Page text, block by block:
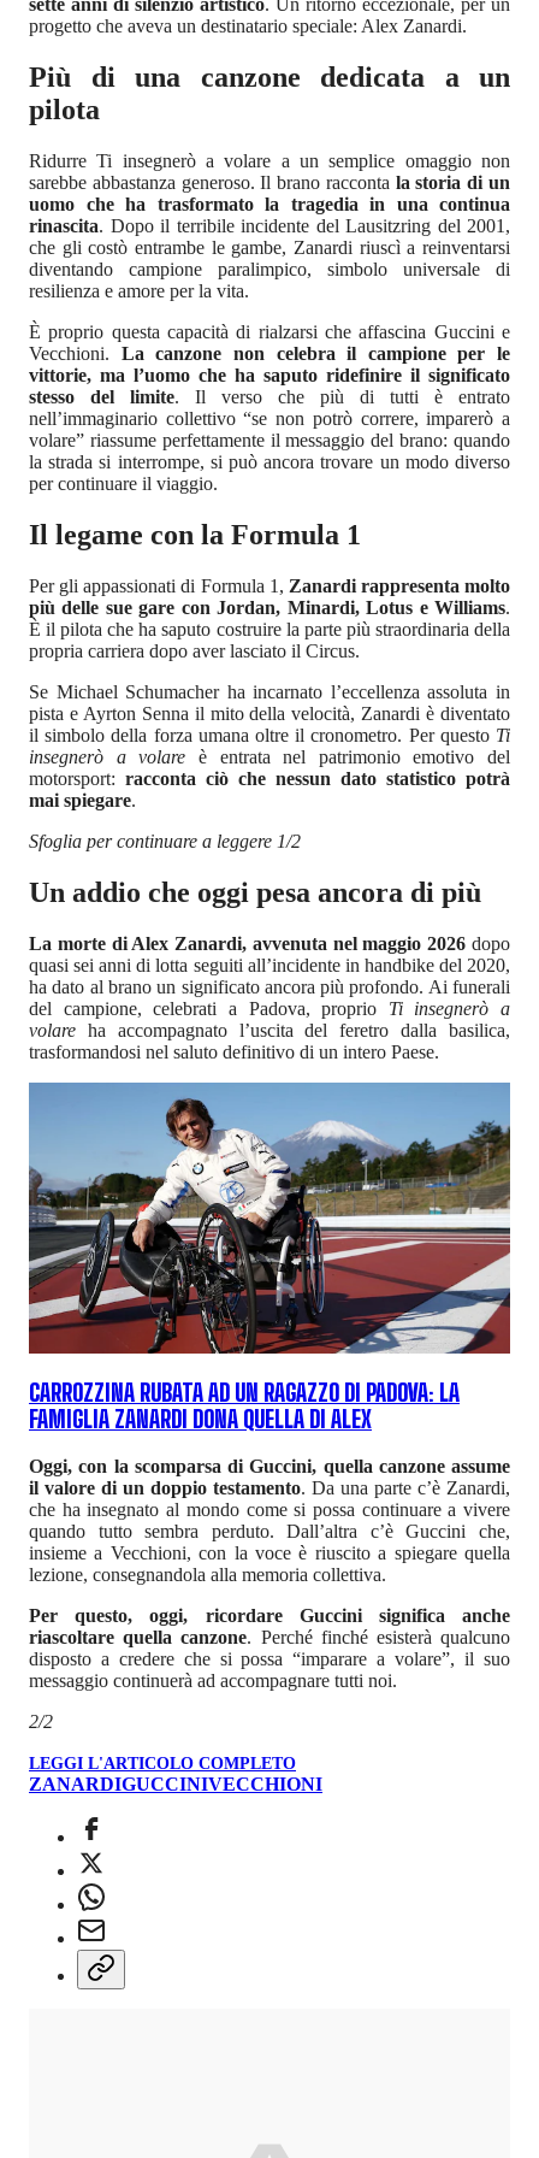
sette anni di silenzio artistico. Un ritorno eccezionale, per un
progetto che aveva un destinatario speciale: Alex Zanardi.
Più di una canzone dedicata a un
pilota
Ridurre Ti insegnerò a volare a un semplice omaggio non
sarebbe abbastanza generoso. Il brano racconta la storia di un
uomo che ha trasformato la tragedia in una continua
rinascita. Dopo il terribile incidente del Lausitzring del 2001,
che gli costò entrambe le gambe, Zanardi riuscì a reinventarsi
diventando campione paralimpico, simbolo universale di
resilienza e amore per la vita.
È proprio questa capacità di rialzarsi che affascina Guccini e
Vecchioni. La canzone non celebra il campione per le
vittorie, ma l’uomo che ha saputo ridefinire il significato
stesso del limite. Il verso che più di tutti è entrato
nell’immaginario collettivo “se non potrò correre, imparerò a
volare” riassume perfettamente il messaggio del brano: quando
la strada si interrompe, si può ancora trovare un modo diverso
per continuare il viaggio.
Il legame con la Formula 1
Per gli appassionati di Formula 1, Zanardi rappresenta molto
più delle sue gare con Jordan, Minardi, Lotus e Williams.
È il pilota che ha saputo costruire la parte più straordinaria della
propria carriera dopo aver lasciato il Circus.
Se Michael Schumacher ha incarnato l’eccellenza assoluta in
pista e Ayrton Senna il mito della velocità, Zanardi è diventato
il simbolo della forza umana oltre il cronometro. Per questo Ti
insegnerò a volare è entrata nel patrimonio emotivo del
motorsport: racconta ciò che nessun dato statistico potrà
mai spiegare.
Sfoglia per continuare a leggere 1/2
Un addio che oggi pesa ancora di più
La morte di Alex Zanardi, avvenuta nel maggio 2026 dopo
quasi sei anni di lotta seguiti all’incidente in handbike del 2020,
ha dato al brano un significato ancora più profondo. Ai funerali
del campione, celebrati a Padova, proprio Ti insegnerò a
volare ha accompagnato l’uscita del feretro dalla basilica,
trasformandosi nel saluto definitivo di un intero Paese.
CARROZZINA RUBATA AD UN RAGAZZO DI PADOVA: LA
FAMIGLIA ZANARDI DONA QUELLA DI ALEX
Oggi, con la scomparsa di Guccini, quella canzone assume
il valore di un doppio testamento. Da una parte c’è Zanardi,
che ha insegnato al mondo come si possa continuare a vivere
quando tutto sembra perduto. Dall’altra c’è Guccini che,
insieme a Vecchioni, con la voce è riuscito a spiegare quella
lezione, consegnandola alla memoria collettiva.
Per questo, oggi, ricordare Guccini significa anche
riascoltare quella canzone. Perché finché esisterà qualcuno
disposto a credere che si possa “imparare a volare”, il suo
messaggio continuerà ad accompagnare tutti noi.
2/2
LEGGI L'ARTICOLO COMPLETO
ZANARDIGUCCINIVECCHIONI